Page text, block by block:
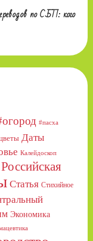
по СБП: кого
#пасха
Даты
Калейдоскоп
Российская
Статья Стихийное
Экономика